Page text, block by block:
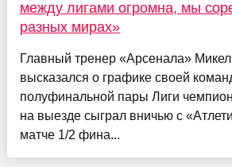
между лигами огромна, мы
разных мирах»
Главный тренер «Арсенала»
высказался о графике своей
полуфинальной пары Лиги
на выезде сыграл вничью с
матче 1/2 фина...